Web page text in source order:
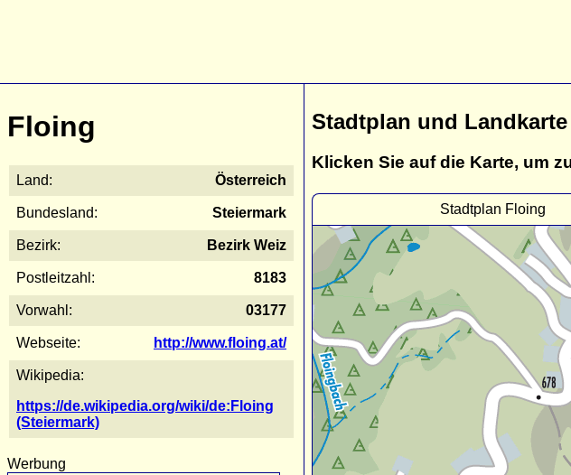
Floing
Land: Österreich
Bundesland: Steiermark
Bezirk: Bezirk Weiz
Postleitzahl: 8183
Vorwahl: 03177
Webseite: http://www.floing.at/
Wikipedia:
https://de.wikipedia.org/wiki/de:Floing
(Steiermark)
Werbung
Stadtplan und
Klicken Sie auf die Karte, um
Stadtplan Floing